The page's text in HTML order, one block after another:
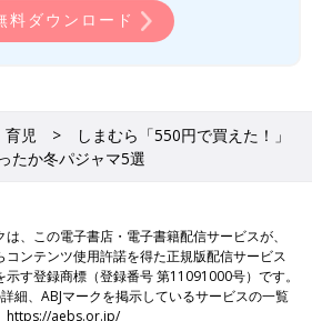
料ダウンロード
育児
しまむら「550円で買えた！」
たか冬パジャマ5選
は、この電子書店・電子書籍配信サービスが、
コンテンツ使用許諾を得た正規版配信サービス
示す登録商標（登録番号 第11091000号）です。
細、ABJマークを掲示しているサービスの一覧
https://aebs.or.jp/